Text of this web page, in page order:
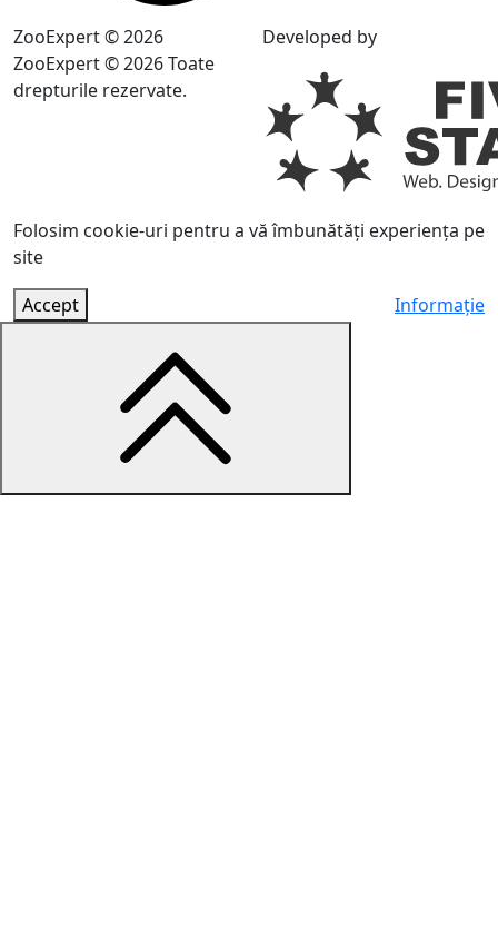
ZooExpert © 2026
ZooExpert © 2026 Toate
drepturile rezervate.
Developed by
Folosim cookie-uri pentru a vă îmbunătăți experiența pe
site
Accept
Informație